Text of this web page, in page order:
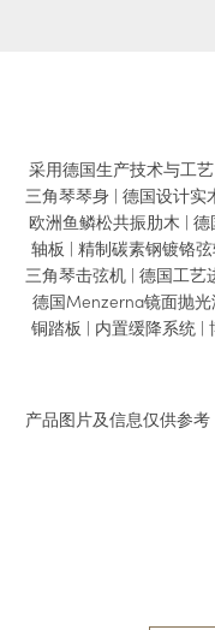
采用德国生产技术与工
三角琴琴身 | 德国设计实
欧洲鱼鳞松共振肋木 |
轴板 | 精制碳素钢镀铬
三角琴击弦机 | 德国工艺
德国Menzerna镜面抛
铜踏板 | 内置缓降系统 |
产品图片及信息仅供参